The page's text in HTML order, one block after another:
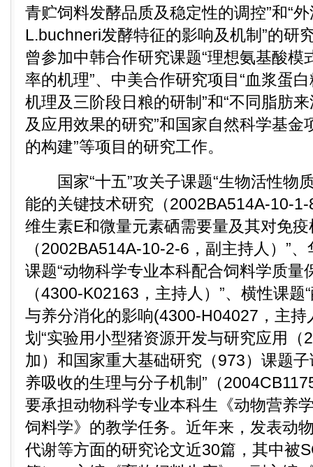
青贮饲料发酵品质及稳定性的调控”和“
L.buchneri发酵特征的影响及机制”的研
曾参加中韩合作研究课题“理想氨基酸模
率的机理”、中美合作研究项目“血浆蛋
机理及三阶段日粮的研制”和“不同脂肪
及应用效果的研究”和国家自然科学基金
的构建”等项目的研究工作。
国家“十五”攻关子课题“生物活性物
能的关键技术研究（2002BA514A-10-1-
维生素E和微量元素硒需要量及其对免
（2002BA514A-10-2-6，副主持人）”
课题“动物科学专业本科配合饲料学质量
（4300-K02163，主持人）”、横性课
与养分消化的影响(4300-H04027，主持
划“实验用小型猪资源开发与研究应用（
加）和国家重大基础研究（973）课题
养吸收的生理与分子机制”（
要承担动物科学专业本科生《动物营养
饲料学》的教学任务。近年来，发表动
代谢等方面的研究论文近30篇，其中被